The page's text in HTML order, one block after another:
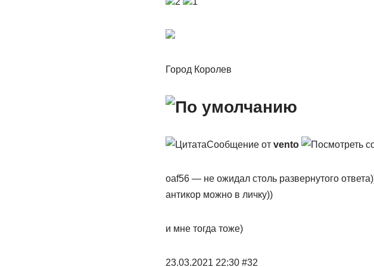
Город Королев
Сообщение от vento
oaf56 — не ожидал столь развернутого
антикор можно в личку))
и мне тогда тоже)
23.03.2021 22:30 #32